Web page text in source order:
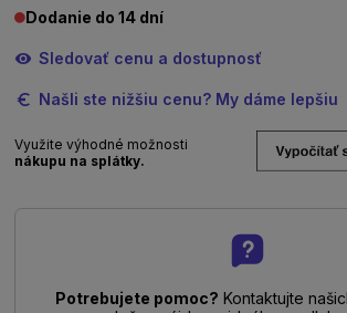
Dodanie do 14 dní
Sledovať cenu a dostupnosť
Našli ste nižšiu cenu? My dáme lepšiu
Využite výhodné možnosti
nákupu na splátky.
Potrebujete pomoc? Kontaktujte